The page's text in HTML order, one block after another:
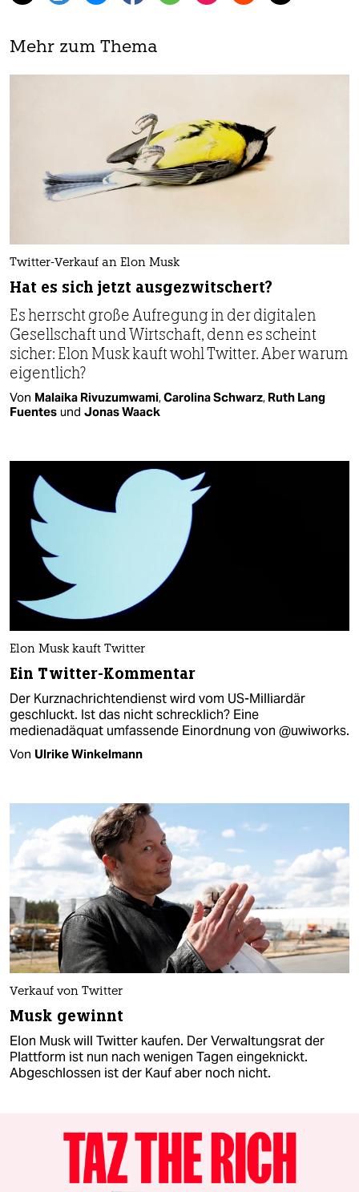
Mehr zum Thema
Twitter-Verkauf an Elon Musk
Hat es sich jetzt ausgezwitschert?
Es herrscht große Aufregung in der digitalen
Gesellschaft und Wirtschaft, denn es scheint
sicher: Elon Musk kauft wohl Twitter. Aber warum
eigentlich?
Von Malaika Rivuzumwami,Carolina Schwarz, Ruth Lang
Fuentes und Jonas Waack
Elon Musk kauft Twitter
Ein Twitter-Kommentar
Der Kurznachrichtendienst wird vom US-Milliardär
geschluckt. Ist das nicht schrecklich? Eine
medienadäquat umfassende Einordnung von @uwiworks.
Von Ulrike Winkelmann
Verkauf von Twitter
Musk gewinnt
Elon Musk will Twitter kaufen. Der Verwaltungsrat der
Plattform ist nun nach wenigen Tagen eingeknickt.
Abgeschlossen ist der Kauf aber noch nicht.